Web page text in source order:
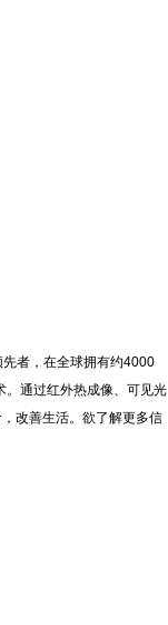
者，在全球拥有约4000
。通过红外热成像、可见光
改善生活。欲了解更多信